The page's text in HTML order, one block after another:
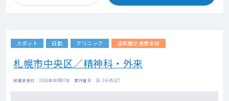
スポット 日勤 クリニック 遠距離交通費支給
札幌市中央区／精神科・外来
掲載更新日 : 2026年08月07日 案件番号 : 26-SI645327